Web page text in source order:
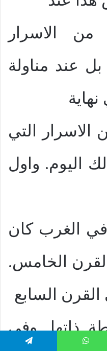
الاسرار
عند مناولة
الاسرار التي
اليوم. واول
في الغرب كان
الخامس.
السابع
ذاتها. وفي